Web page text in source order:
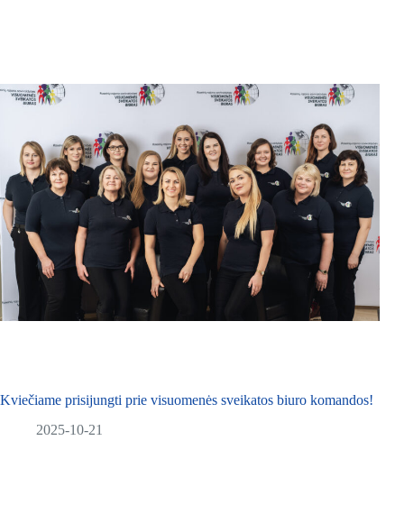
Kviečiame prisijungti prie visuomenės sveikatos biuro komandos!
2025-10-21